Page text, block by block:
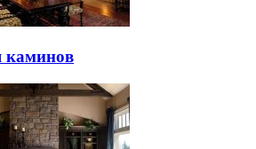
каминов